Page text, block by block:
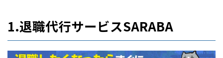
1.退職代行サービスSARABA